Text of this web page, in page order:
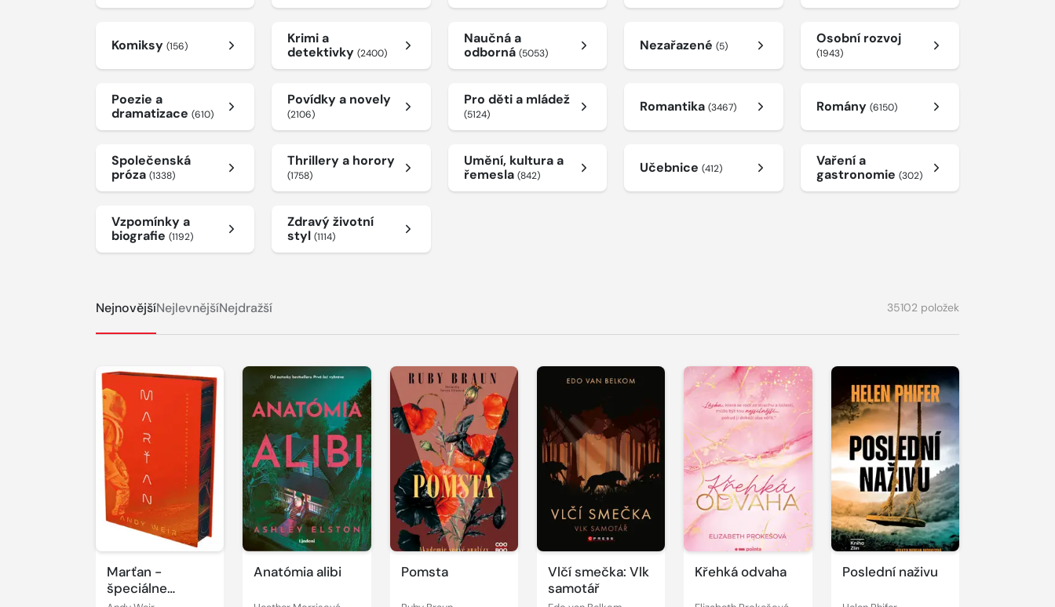
Komiksy (156)
Krimi a
detektivky(2400)
Naučná a
odborná (5053) Nezařazené(5) Osobní rozvoj
(1943)
Poezie a
dramatizace (610)
Povídky a novely
(2106)
Pro děti a mládež
(5124) Romantika(3467) Romány (6150)
Společenská
próza (1338)
Thrillery a horory
(1758)
Umění, kultura a
řemesla (842) Učebnice(412)
Vaření a
gastronomie (302)
Vzpomínky a
biografie (1192)
Zdravý životní
styl(1114)
NejnovějšíNejlevnějšíNejdražší 35102 položek
Marťan -
špeciálne
Anatómia alibi Pomsta
Vlčí smečka: Vlk
samotář
Křehká odvaha Poslední naživu